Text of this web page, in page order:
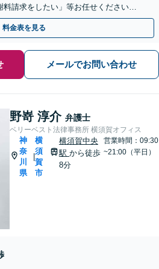
請求をしたい」等お任せください。
料金表を見る
メールでお問い合わせ
野嵜 淳介 弁護士
ベリーベスト法律事務所 横須賀オフィス
神
奈
川
県
|
横
須
賀
市
横須賀中央
駅 から徒歩
8分
営業時間：09:30
~21:00（平日）